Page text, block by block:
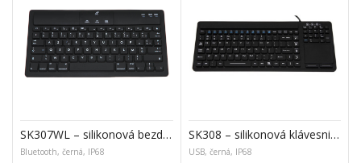
SK307WL – silikonová bezdrátová klávesnice
Bluetooth, černá, IP68
SK308 – silikonová klávesnice s touchpadem
USB, černá, IP68